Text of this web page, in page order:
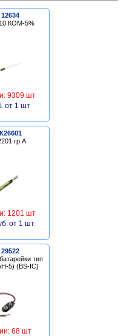
КОМ-5%
9309 шт
от 1 шт
гр.А
1201 шт
от 1 шт
тип
5) (BS-IC)
68 шт